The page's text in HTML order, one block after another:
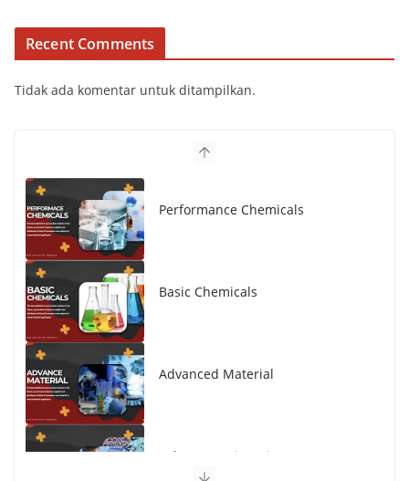
Recent Comments
Tidak ada komentar untuk ditampilkan.
Performance Chemicals
Basic Chemicals
Advanced Material
Polymer Engineering